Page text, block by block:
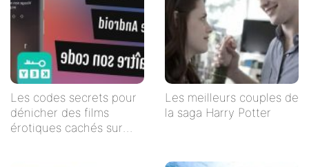
Les codes secrets pour
dénicher des films
érotiques cachés sur
Les meilleurs couples de
la saga Harry Potter